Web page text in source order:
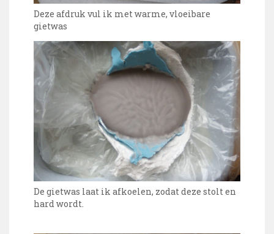
Deze afdruk vul ik met warme, vloeibare
gietwas
De gietwas laat ik afkoelen, zodat deze stolt en
hard wordt.